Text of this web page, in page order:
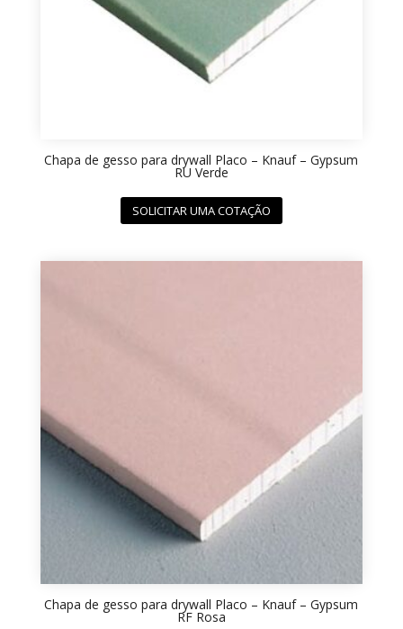
Chapa de gesso para drywall Placo – Knauf – Gypsum
RU Verde
SOLICITAR UMA COTAÇÃO
Chapa de gesso para drywall Placo – Knauf – Gypsum
RF Rosa